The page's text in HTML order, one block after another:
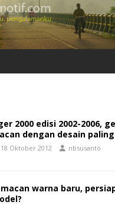
2000 edisi 2002-2006,
dengan desain
18 Oktober 2012 nbsusanto
warna baru,